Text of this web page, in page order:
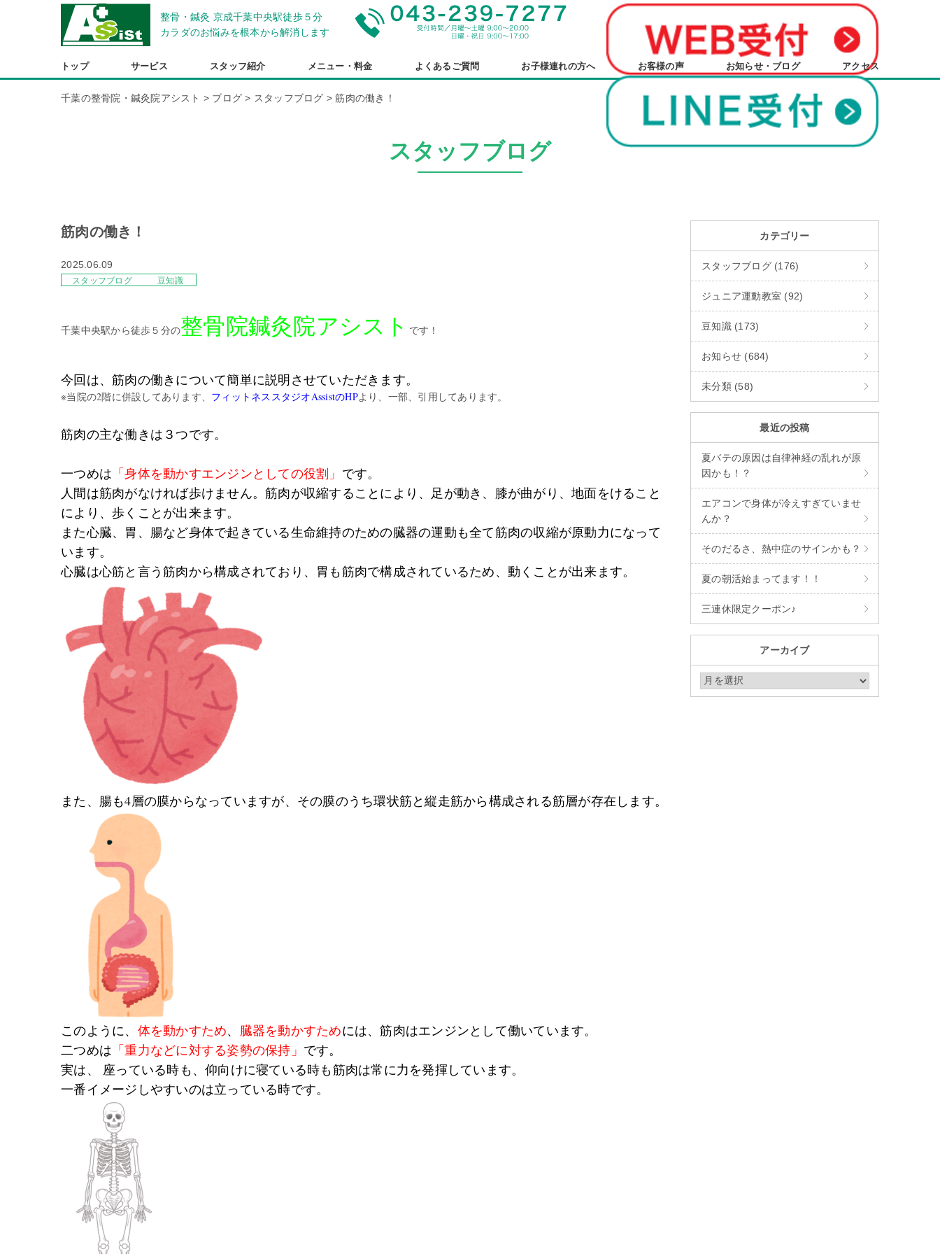
整骨・鍼灸 京成千葉中央駅徒歩５分
カラダのお悩みを根本から解消します
トップ サービス スタッフ紹介 メニュー・料金 よくあるご質問 お子様連れの方へ お客様の声 お知らせ・ブログ アクセス
千葉の整骨院・鍼灸院アシスト > ブログ > スタッフブログ >筋肉の働き！
スタッフブログ
筋肉の働き！
2025.06.09
スタッフブログ 豆知識
千葉中央駅から徒歩５分の整骨院鍼灸院アシスト です！
今回は、筋肉の働きについて簡単に説明させていただきます。
※当院の2階に併設してあります、 フィットネススタジオAssistのHPより、一部、引用してあります。
筋肉の主な働きは３つです。
一つめは 「身体を動かすエンジンとしての役割」 です。
人間は筋肉がなければ歩けません。筋肉が収縮することにより、足が動き、膝が曲がり、地面をけること
により、歩くことが出来ます。
また心臓、胃、腸など身体で起きている生命維持のための臓器の運動も全て筋肉の収縮が原動力になって
います。
心臓は心筋と言う筋肉から構成されており、胃も筋肉で構成されているため、動くことが出来ます。
また、腸も4層の膜からなっていますが、その膜のうち環状筋と縦走筋から構成される筋層が存在します。
このように、 体を動かすため、 臓器を動かすためには、筋肉はエンジンとして働いています。
二つめは 「重力などに対する姿勢の保持」 です。
実は、 座っている時も、仰向けに寝ている時も筋肉は常に力を発揮しています。
一番イメージしやすいのは立っている時です。
カテゴリー
スタッフブログ (176)
ジュニア運動教室 (92)
豆知識 (173)
お知らせ (684)
未分類 (58)
最近の投稿
夏バテの原因は自律神経の乱れが原
因かも！？
エアコンで身体が冷えすぎていませ
んか？
そのだるさ、熱中症のサインかも？
夏の朝活始まってます！！
三連休限定クーポン♪
アーカイブ
アーカイブ